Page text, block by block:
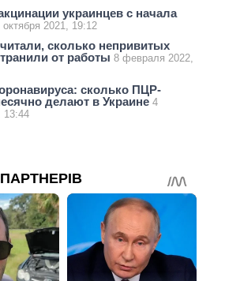
украинцев с начала
октября 2021, 19:12
сколько непривитых
от работы 8 февраля 2022,
сколько ПЦР-
делают в Украине 4
13:44